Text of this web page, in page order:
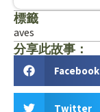
標籤
aves
分享此故事：
Facebook
Twitter